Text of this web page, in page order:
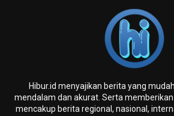
Hibur.id menyajikan berita yang
mendalam dan akurat. Serta
mencakup berita regional, nasional,